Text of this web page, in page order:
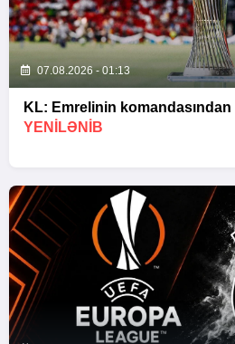
07.08.2026 - 01:13
KL: Emrelinin
YENİLƏNİB